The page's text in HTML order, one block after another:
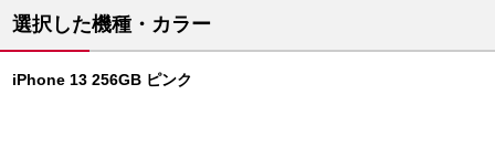
選択した機種・カラー
iPhone 13 256GB ピンク